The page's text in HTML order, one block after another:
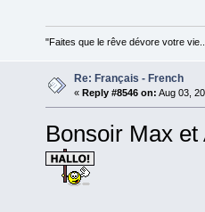
"Faites que le rêve dévore votre
Re: Français - French
« Reply #8546 on: Aug 03,
Bonsoir Max